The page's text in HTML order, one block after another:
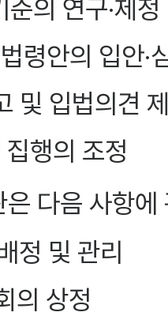
의 연구·제정
령안의 입안·
및 입법의견
행의 조정
다음 사항
정 및 관리
의 상정